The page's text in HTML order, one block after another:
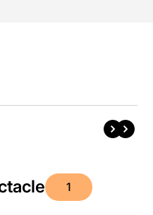
1